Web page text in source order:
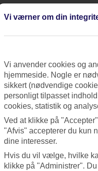
Vi værner om din
Vi anvender cookies og
hjemmeside. Nogle er
sikkert (nødvendige
personligt tilpasset
cookies, statistik og
Ved at klikke på
"Afvis" accepterer du kun
dine interesser.
Hvis du vil vælge, hvilke
klikke på "Administrer".